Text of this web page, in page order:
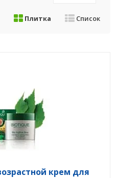
Плитка Список
крем для